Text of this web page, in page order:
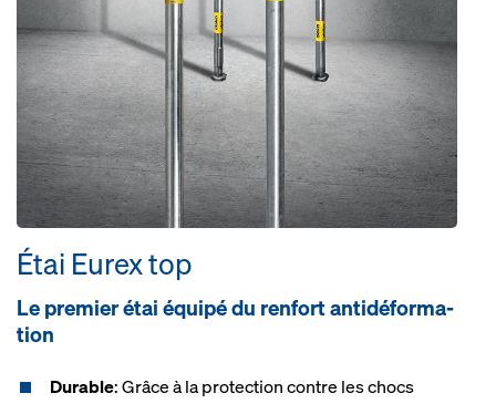
Étai Eu­rex top
Le pre­mier étai éq­ui­pé du ren­fort an­ti­dé­for­ma­
tion
Durable: Grâce à la protection contre les chocs